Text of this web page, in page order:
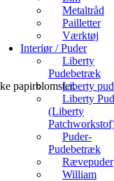
Metaltråd
Pailletter
Værktøj
Interiør / Puder
Liberty
Pudebetræk
Liberty
Liberty
(Liberty
Puder-
Pudebetræk
Rævepuder
William
papirblomster.